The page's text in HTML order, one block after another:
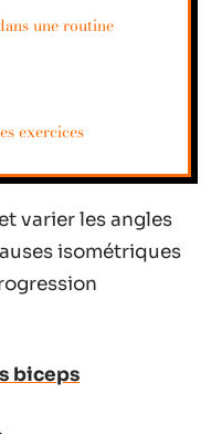
une routine
exercices
varier les angles
isométriques
biceps